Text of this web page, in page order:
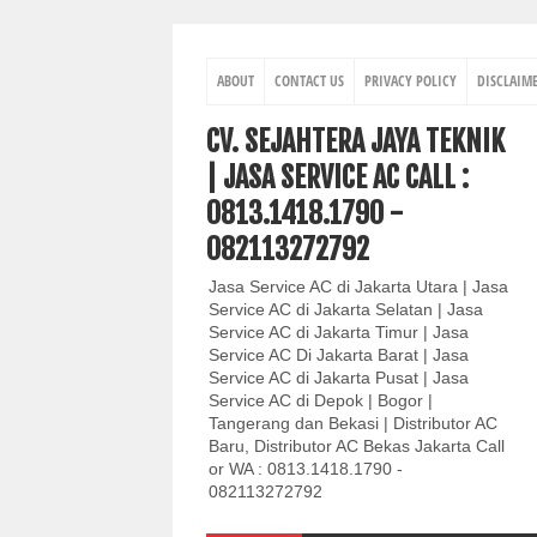
ABOUT CONTACT US PRIVACY POLICY
CV. SEJAHTERA JAYA TEKNIK
| JASA SERVICE AC CALL :
0813.1418.1790 -
082113272792
Jasa Service AC di Jakarta Utara | Jasa
Service AC di Jakarta Selatan | Jasa
Service AC di Jakarta Timur | Jasa
Service AC Di Jakarta Barat | Jasa
Service AC di Jakarta Pusat | Jasa
Service AC di Depok | Bogor |
Tangerang dan Bekasi | Distributor AC
Baru, Distributor AC Bekas Jakarta Call
or WA : 0813.1418.1790 -
082113272792